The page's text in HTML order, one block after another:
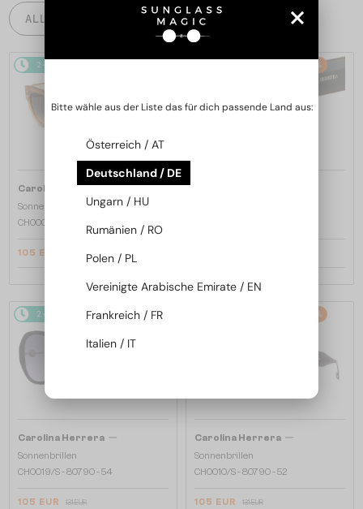
ALLE PRODUKTE
2-4 WERKTAGE
Carolina Herrera—
Sonnenbrillen
CH0008/S - FT4GA - 52
105 EUR
-20%
2-4 WERKTAGE -20%
Carolina Herrera —
Sonnenbrillen
CH0019/S - 8079O - 54
105 EUR 131 EUR
-20%
Carolina Herrera —
Sonnenbrillen
CH0010/S - 8079O - 52
105 EUR 131 EUR
Bitte wähle aus der Liste das für dich passende Land aus:
Österreich / AT
Deutschland / DE
Ungarn / HU
Rumänien / RO
Polen / PL
Vereinigte Arabische Emirate / EN
Frankreich / FR
Italien / IT